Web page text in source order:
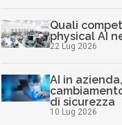
Quali
physical AI
22 Lug 2026
AI in
di sicurezza
10 Lug 2026